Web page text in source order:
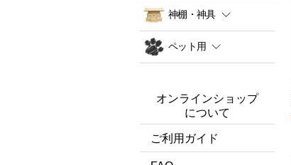
神棚・神具
ペット用
オンラインショップ
について
ご利用ガイド